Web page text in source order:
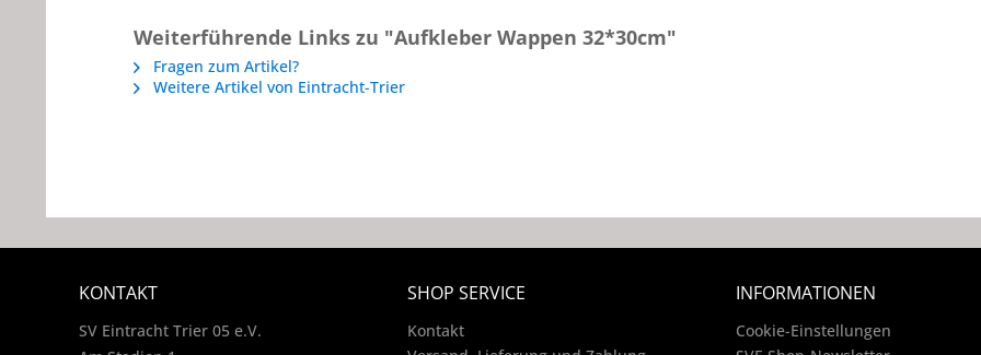
Weiterführende Links zu "Aufkleber Wappen 32*30cm"
Fragen zum Artikel?
Weitere Artikel von Eintracht-Trier
KONTAKT
SV Eintracht Trier 05 e.V.
SHOP SERVICE
Kontakt
INFORMATIONEN
Cookie-Einstellungen